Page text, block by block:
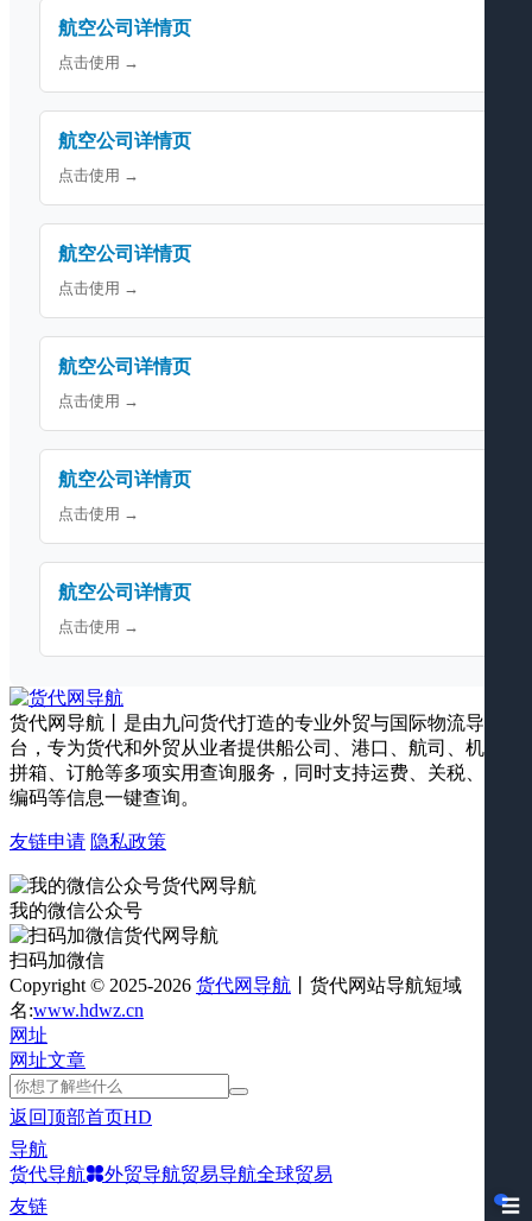
☰
航空公司详情页
点击使用 →
航空公司详情页
点击使用 →
航空公司详情页
点击使用 →
航空公司详情页
点击使用 →
航空公司详情页
点击使用 →
航空公司详情页
点击使用 →
货代网导航丨是由九问货代打造的专业外贸与国际物流导航平
台，专为货代和外贸从业者提供船公司、港口、航司、机场、
拼箱、订舱等多项实用查询服务，同时支持运费、关税、海关
编码等信息一键查询。
友链申请 隐私政策
我的微信公众号
扫码加微信
Copyright © 2025-2026 货代网导航 丨货代网站导航短域
名:www.hdwz.cn
网址
网址文章
返回顶部首页HD
导航
货代导航
外贸导航贸易导航全球贸易
友链